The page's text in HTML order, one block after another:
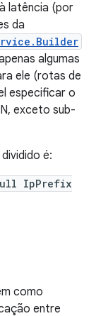
latência (por
da
algumas
ele (rotas de
especificar o
exceto sub-
é:
IpPrefix
como
entre